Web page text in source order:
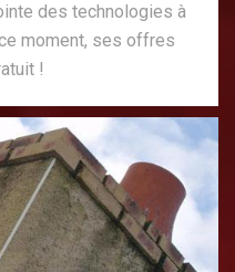
des technologies à
moment, ses offres
!